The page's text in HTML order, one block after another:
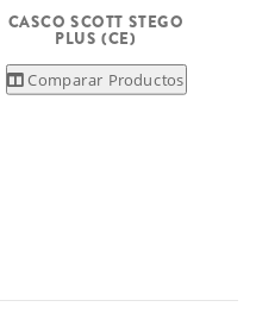
CASCO SCOTT STEGO
PLUS (CE)
Comparar Productos